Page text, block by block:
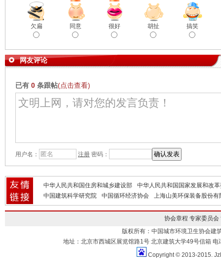
欠扁 同意 很好 胡扯 搞笑
网友评论
已有 0 条跟帖(点击查看)
用户名： 注册 密码：
中华人民共和国住房和城乡建设部
中华人民共和国国家发展和改
中国建筑科学研究院
中国循环经济协会 上海山美环保装备股份有
协会章程 专家委员会
版权所有：中国城市环境卫生协会建
地址：北京市西城区展览馆路1号 北京建筑大学49号信箱
Copyright © 2013-2015.